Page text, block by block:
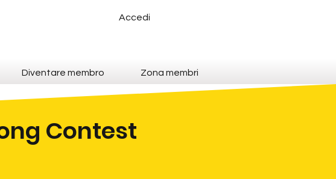
Accedi
Diventare membro Zona membri
Contest